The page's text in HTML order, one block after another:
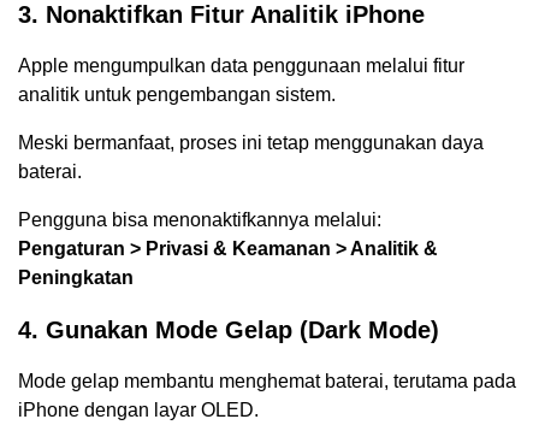
3. Nonaktifkan Fitur Analitik iPhone
Apple mengumpulkan data penggunaan melalui fitur
analitik untuk pengembangan sistem.
Meski bermanfaat, proses ini tetap menggunakan daya
baterai.
Pengguna bisa menonaktifkannya melalui:
Pengaturan > Privasi & Keamanan > Analitik &
Peningkatan
4. Gunakan Mode Gelap (Dark Mode)
Mode gelap membantu menghemat baterai, terutama pada
iPhone dengan layar OLED.